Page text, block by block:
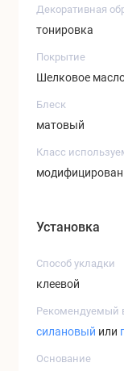
Декоративная
тонировка
Покрытие
Шелковое
Блеск
матовый
Класс
Установка
Способ укладки
клеевой
Рекомендуемый
силановый или
Основание